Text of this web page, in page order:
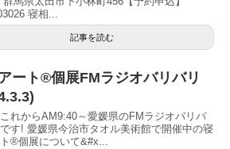
寝相...
記事を読む
ート®個展FMラジオバリバリ
れからAM9:40～愛媛県のFMラジオバリバ
す! 愛媛県今治市タオル美術館で開催中の寝
®個展について&#x...